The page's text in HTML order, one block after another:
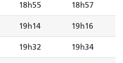
18h55 18h57
19h14 19h16
19h32 19h34